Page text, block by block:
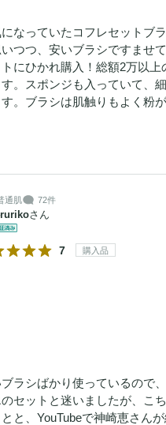
なっていたコフレセットブ
つつ、安いブラシですませ
にひかれ購入！総額2万以上
。スポンジも入っていて、
。ブラシは肌触りもよく粉
通肌 72件
さん
7 購入品
ラシばかり使っているので
セットと迷いましたが、こ
と、YouTubeで神崎恵さん